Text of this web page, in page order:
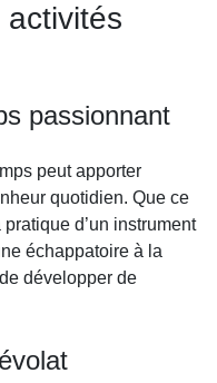
activités
passionnant
peut apporter
quotidien. Que ce
d’un instrument
échappatoire à la
développer de